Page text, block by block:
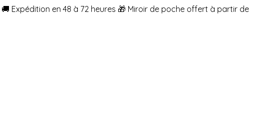
🚚 Expédition en 48 à 72 heures 🎁 Miroir de poche offert à partir de